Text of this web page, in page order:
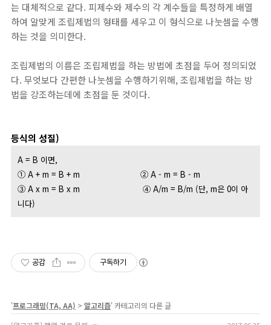
는 대체적으로 같다. 피제수와 제수의 각 계수들을 특정하게 배열
하여 알맞게 조립제법의 형태를 세우고 이 형식으로 나눗셈을 수행
하는 것을 의미한다.
조립제법의 이름은 조립제법을 하는 방법에 초점을 두어 정의되었
다. 무엇보다 간편한 나눗셈을 수행하기위해, 조립제법을 하는 방
법을 강조하는데에 초점을 둔 것이다.
등식의 성질)
A = B 이면,
① A + m = B + m
② A - m = B - m
③ A x m = B x m
④ A/m = B/m (단, m은 0이 아
니다)
공감 구독하기
'프로그래밍(TA, AA) > 알고리즘' 카테고리의 다른 글